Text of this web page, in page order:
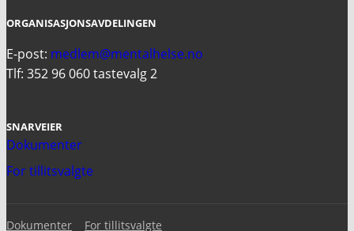
ORGANISASJONSAVDELINGEN
E-post: medlem@mentalhelse.no
Tlf: 352 96 060 tastevalg 2
SNARVEIER
Dokumenter
For tillitsvalgte
Dokumenter For tillitsvalgte